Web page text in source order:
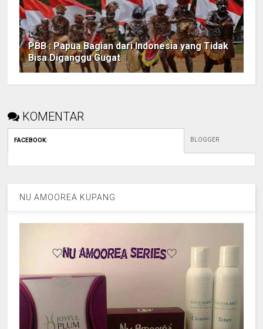
PBB : Papua Bagian dari Indonesia yang Tidak
Bisa Diganggu Gugat
KOMENTAR
FACEBOOK: BLOGGER
NU AMOOREA KUPANG